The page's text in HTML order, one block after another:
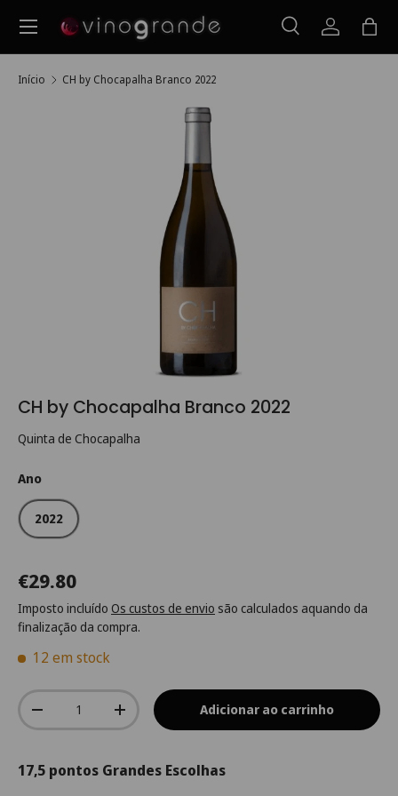
Ir para o conteúdo
Pesquisar
PesquisarIniciarSaco
Menu
Início CH by Chocapalha Branco 2022
CH by Chocapalha Branco 2022
Quinta de Chocapalha
Ano
2022
€29.80
Imposto incluído Os custos de envio são calculados aquando da
finalização da compra.
12 em stock
Qtd.
-
+ Adicionar ao carrinho
17,5 pontos Grandes Escolhas